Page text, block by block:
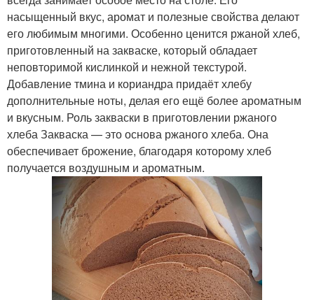
насыщенный вкус, аромат и полезные свойства делают
его любимым многими. Особенно ценится ржаной хлеб,
приготовленный на закваске, который обладает
неповторимой кислинкой и нежной текстурой.
Добавление тмина и кориандра придаёт хлебу
дополнительные ноты, делая его ещё более ароматным
и вкусным. Роль закваски в приготовлении ржаного
хлеба Закваска — это основа ржаного хлеба. Она
обеспечивает брожение, благодаря которому хлеб
получается воздушным и ароматным.